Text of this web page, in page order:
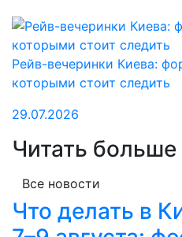
Рейв-вечеринки Киева:
которыми стоит следить
29.07.2026
Читать больше
Все новости
Что делать в